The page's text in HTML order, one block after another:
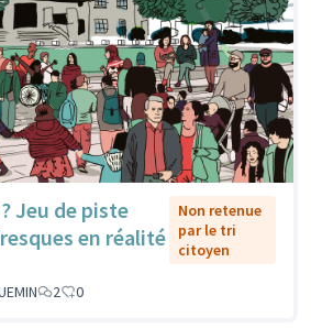
Jeu de piste
en réalité
Non retenue
par le tri
citoyen
2 0